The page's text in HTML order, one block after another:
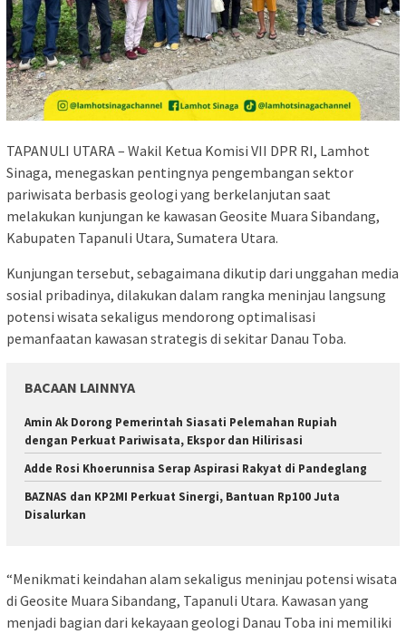
TAPANULI UTARA – Wakil Ketua Komisi VII DPR RI, Lamhot
Sinaga, menegaskan pentingnya pengembangan sektor
pariwisata berbasis geologi yang berkelanjutan saat
melakukan kunjungan ke kawasan Geosite Muara Sibandang,
Kabupaten Tapanuli Utara, Sumatera Utara.
Kunjungan tersebut, sebagaimana dikutip dari unggahan media
sosial pribadinya, dilakukan dalam rangka meninjau langsung
potensi wisata sekaligus mendorong optimalisasi
pemanfaatan kawasan strategis di sekitar Danau Toba.
BACAAN LAINNYA
Amin Ak Dorong Pemerintah Siasati Pelemahan Rupiah
dengan Perkuat Pariwisata, Ekspor dan Hilirisasi
Adde Rosi Khoerunnisa Serap Aspirasi Rakyat di Pandeglang
BAZNAS dan KP2MI Perkuat Sinergi, Bantuan Rp100 Juta
Disalurkan
“Menikmati keindahan alam sekaligus meninjau potensi wisata
di Geosite Muara Sibandang, Tapanuli Utara. Kawasan yang
menjadi bagian dari kekayaan geologi Danau Toba ini memiliki